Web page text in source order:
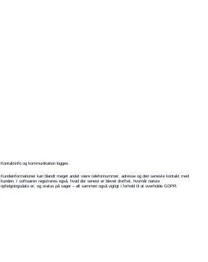
Kontaktinfo og kommunikation logges
Kundeinformationer kan blandt meget andet være telefonnummer, adresse og den seneste kontakt med
kunden. I softwaren registreres også, hvad der senest er blevet drøftet, hvornår næste
opfølgningsdato er, og status på sager – alt sammen også vigtigt i forhold til at overholde GDPR.